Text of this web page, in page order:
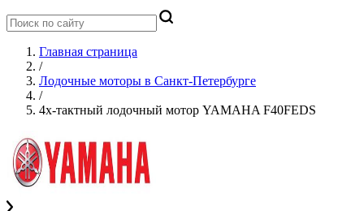
Главная страница
/
Лодочные моторы в Санкт-Петербурге
/
4х-тактный лодочный мотор YAMAHA F40FEDS